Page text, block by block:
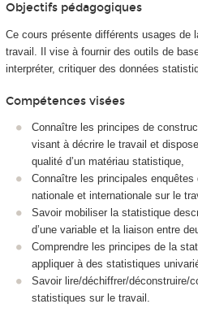
Objectifs pédagogiques
Ce cours présente différents usages de
travail. Il vise à fournir des outils de
interpréter, critiquer des données
Compétences visées
Connaître les principes de
visant à décrire le travail et
qualité d’un matériau statistique,
Connaître les principales
nationale et internationale sur le
Savoir mobiliser la statistique
d’une variable et la liaison entre
Comprendre les principes de la
appliquer à des statistiques
Savoir lire/déchiffrer/déconstruire/
statistiques sur le travail.